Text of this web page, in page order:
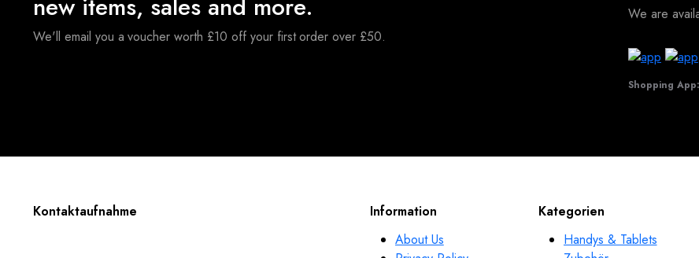
new items, sales and more.
We'll email you a voucher worth £10 off your first order over £50.
We are
Shopping App:
Kontaktaufnahme
Information
About Us
Kategorien
Handys & Tablets